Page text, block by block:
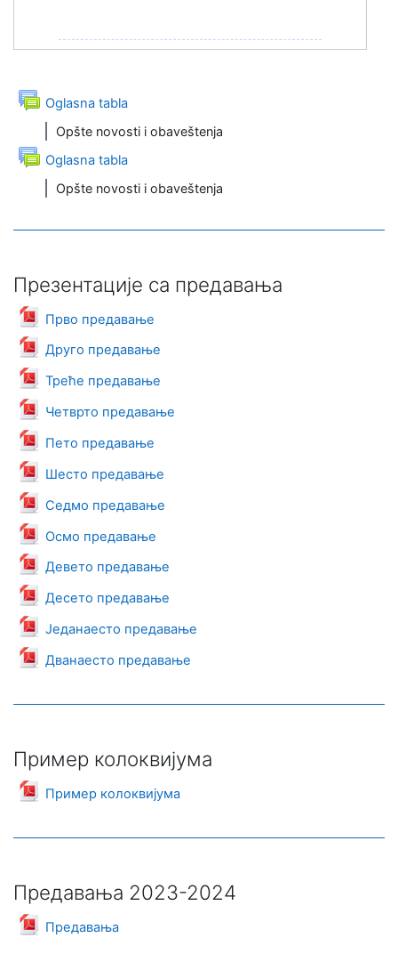
Oglasna tabla
Forum
Opšte novosti i obaveštenja
Oglasna tabla
Forum
Opšte novosti i obaveštenja
Презентације са предавања
Прво предавање
Datoteka
Друго предавање
Datoteka
Треће предавање
Datoteka
Четврто предавање
Datoteka
Пето предавање
Datoteka
Шесто предавање
Datoteka
Седмо предавање
Datoteka
Осмо предавање
Datoteka
Девето предавање
Datoteka
Десето предавање
Datoteka
Једанаесто предавање
Datoteka
Дванаесто предавање
Datoteka
Пример колоквијума
Пример колоквијума
Datoteka
Предавања 2023-2024
Предавања
Datoteka